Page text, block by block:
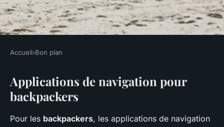
BON PLAN
Les applications mobiles
indispensables pour les
backpackers
Accueil›Bon plan
Applications de navigation pour
backpackers
Pour les backpackers, les applications de navigation